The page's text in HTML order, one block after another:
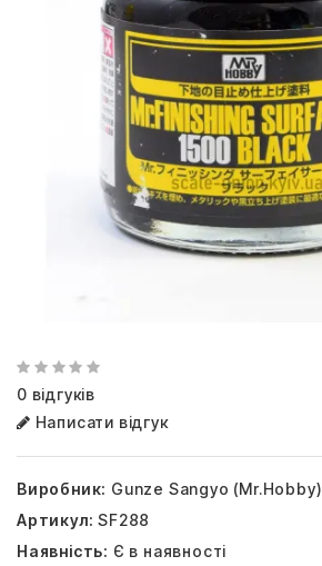
0 відгуків
Написати відгук
Виробник: Gunze Sangyo (Mr.Hobby)
Артикул: SF288
Наявність: Є в наявності